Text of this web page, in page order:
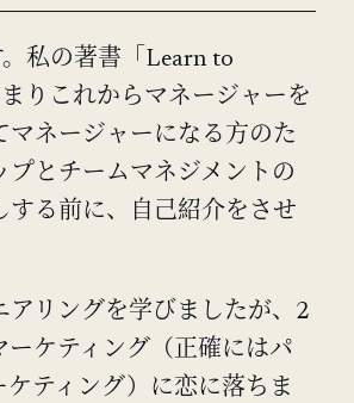
私の著書「Learn to
りこれからマネージャーを
マネージャーになる方のた
プとチームマネジメントの
する前に、自己紹介をさせ
アリングを学びましたが、2
ーケティング（正確にはパ
ケティング）に恋に落ちま